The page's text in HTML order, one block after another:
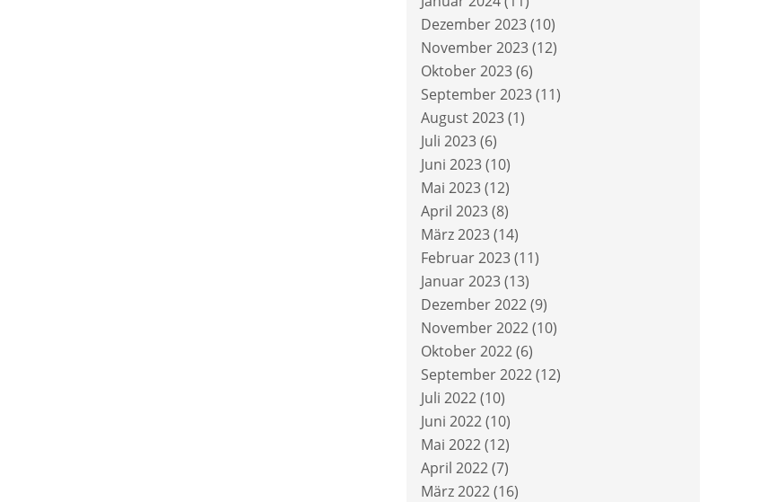
Dezember 2023(10)
November 2023(12)
Oktober 2023(6)
September 2023(11)
August 2023(1)
Juli 2023(6)
Juni 2023(10)
Mai 2023(12)
April 2023(8)
März 2023(14)
Februar 2023(11)
Januar 2023(13)
Dezember 2022(9)
November 2022(10)
Oktober 2022(6)
September 2022(12)
Juli 2022(10)
Juni 2022(10)
Mai 2022(12)
April 2022(7)
März 2022(16)